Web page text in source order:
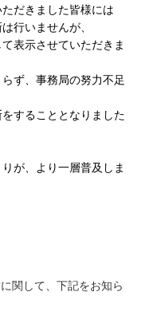
だきました皆様には
行いませんが、
表示させていただきま
ず、事務局の努力不足
することとなりました
が、
より一層普及しま
関して、下記をお知ら